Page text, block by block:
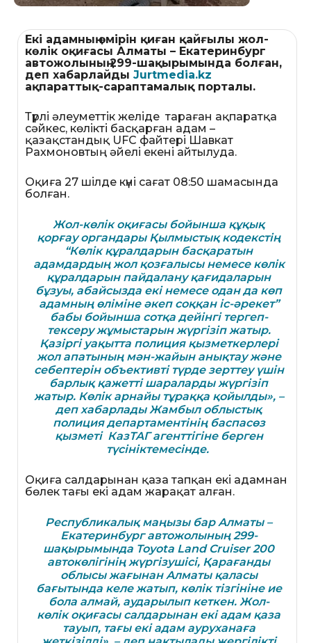
Екі адамның өмірін қиған қайғылы жол-
көлік оқиғасы Алматы – Екатеринбург
автожолының 299-шақырымында болған,
деп хабарлайды Jurtmedia.kz
ақпараттық-сараптамалық порталы.
Түрлі әлеуметтік желіде тараған ақпаратқа
сәйкес, көлікті басқарған адам –
қазақстандық UFC файтері Шавкат
Рахмоновтың әйелі екені айтылуда.
Оқиға 27 шілде күні сағат 08:50 шамасында
болған.
Жол-көлік оқиғасы бойынша құқық
қорғау органдары Қылмыстық кодекстің
“Көлік құралдарын басқаратын
адамдардың жол қозғалысы немесе көлік
құралдарын пайдалану қағидаларын
бұзуы, абайсызда екі немесе одан да көп
адамның өліміне әкеп соққан іс-әрекет”
бабы бойынша сотқа дейінгі тергеп-
тексеру жұмыстарын жүргізіп жатыр.
Қазіргі уақытта полиция қызметкерлері
жол апатының мән-жайын анықтау және
себептерін объективті түрде зерттеу үшін
барлық қажетті шараларды жүргізіп
жатыр. Көлік арнайы тұраққа қойылды», –
деп хабарлады Жамбыл облыстық
полиция департаментінің баспасөз
қызметі КазТАГ агенттігіне берген
түсініктемесінде.
Оқиға салдарынан қаза тапқан екі адамнан
бөлек тағы екі адам жарақат алған.
Республикалық маңызы бар Алматы –
Екатеринбург автожолының 299-
шақырымында Toyota Land Cruiser 200
автокөлігінің жүргізушісі, Қарағанды
облысы жағынан Алматы қаласы
бағытында келе жатып, көлік тізгініне ие
бола алмай, аударылып кеткен. Жол-
көлік оқиғасы салдарынан екі адам қаза
тауып, тағы екі адам ауруханаға